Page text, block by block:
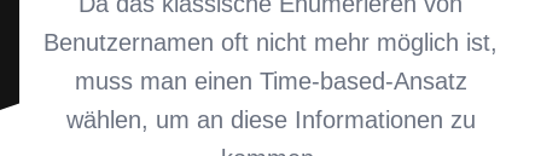
Benutzernamen oft nicht mehr möglich ist,
muss man einen Time-based-Ansatz
wählen, um an diese Informationen zu